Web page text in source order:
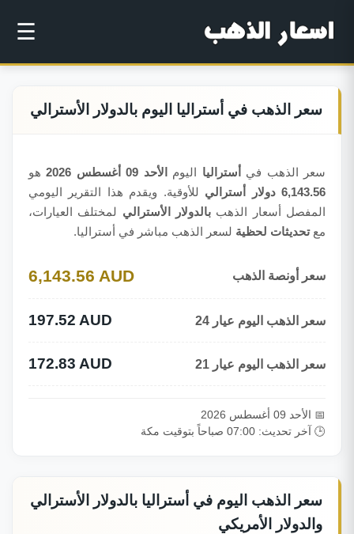
☰
سعر الذهب في أستراليا اليوم بالدولار الأسترالي
سعر الذهب في أستراليا اليوم الأحد 09 أغسطس 2026
هو
6,143.56 دولار أسترالي
للأوقية. ويقدم هذا التقرير اليومي
المفصل أسعار الذهب بالدولار الأسترالي لمختلف العيارات،
معتحديثات لحظية لسعر الذهب مباشر في أستراليا.
سعر أونصة الذهب 6,143.56 AUD
سعر الذهب اليوم عيار 24 197.52 AUD
سعر الذهب اليوم عيار 21 172.83 AUD
📅 الأحد 09 أغسطس 2026
🕒 آخر تحديث: 07:00 صباحاً بتوقيت مكة
سعر الذهب اليوم في أستراليا بالدولار الأسترالي
والدولار الأمريكي